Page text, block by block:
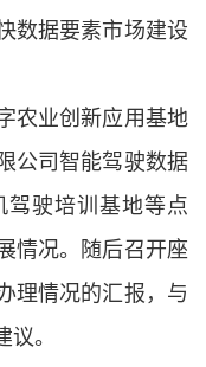
数据要素市场建设
业创新应用基地
公司智能驾驶数据
驶培训基地等点
情况。随后召开座
理情况的汇报，与
。